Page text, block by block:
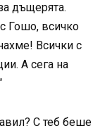
дъщерята.
Гошо, всичко
Всички с
А сега на
С теб беше